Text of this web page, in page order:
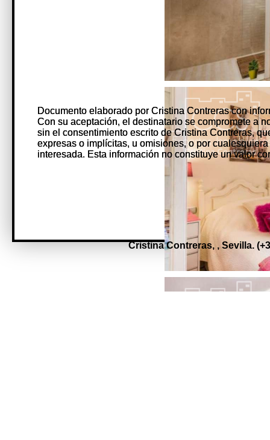
Documento elaborado por Cristina Contreras con
Con su aceptación, el destinatario se compromete a
sin el consentimiento escrito de Cristina Contreras,
expresas o implícitas, u omisiones, o por
interesada. Esta información no constituye un valor
Documento elaborado por Cristina Contreras con
Con su aceptación, el destinatario se compromete a
sin el consentimiento escrito de Cristina Contreras,
expresas o implícitas, u omisiones, o por
interesada. Esta información no constituye un valor
Cristina Contreras, , Sevilla.